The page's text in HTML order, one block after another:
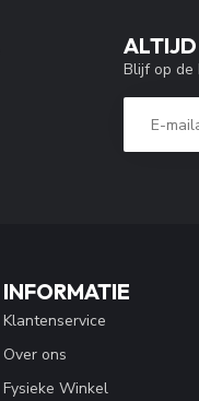
ALTIJD
Blijf op de
INFORMATIE
Klantenservice
Over ons
Fysieke Winkel